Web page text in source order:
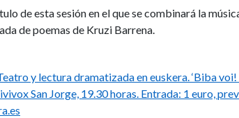
de esta sesión en el que se combinará la
de poemas de Kruzi Barrena.
y lectura dramatizada en euskera. ‘Biba
San Jorge, 19.30 horas. Entrada: 1 euro,